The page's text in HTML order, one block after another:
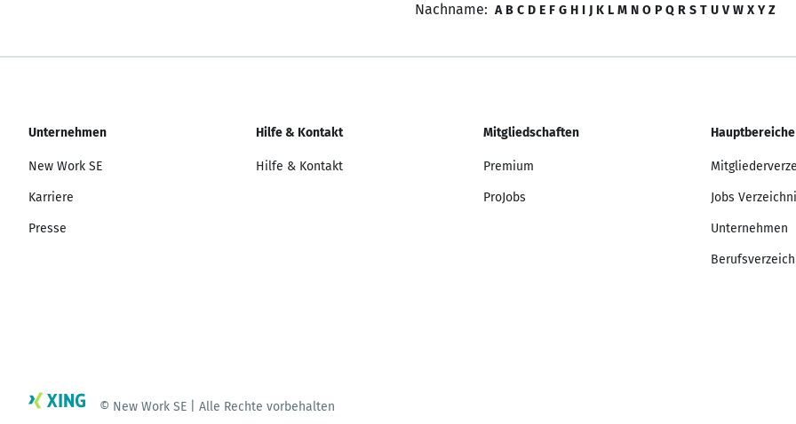
Nachname: A B C D E F G H I J K L M N O P Q R S T U V W X Y Z
Unternehmen
New Work SE
Karriere
Presse
Hilfe & Kontakt
Hilfe & Kontakt
Mitgliedschaften
Premium
ProJobs
Hauptbereiche
Jobs
Unternehmen
© New Work SE | Alle Rechte vorbehalten